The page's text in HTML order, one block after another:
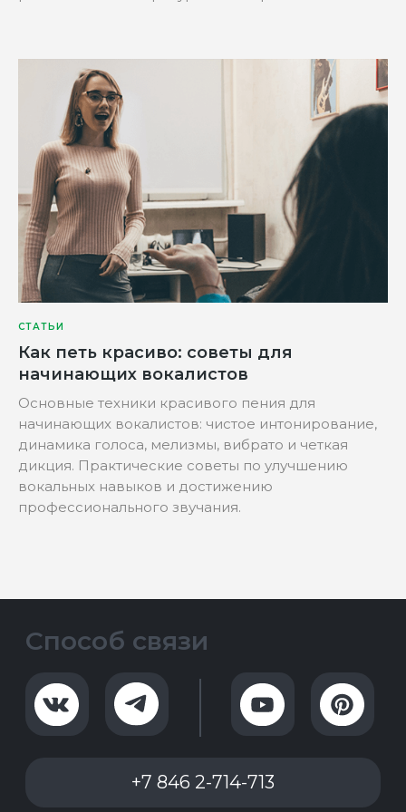
СТАТЬИ
Как петь красиво: советы для
начинающих вокалистов
Основные техники красивого пения для
начинающих вокалистов: чистое интонирование,
динамика голоса, мелизмы, вибрато и четкая
дикция. Практические советы по улучшению
вокальных навыков и достижению
профессионального звучания.
г. Самара, ул. Уссурийская, 2а
info@musiclab.su